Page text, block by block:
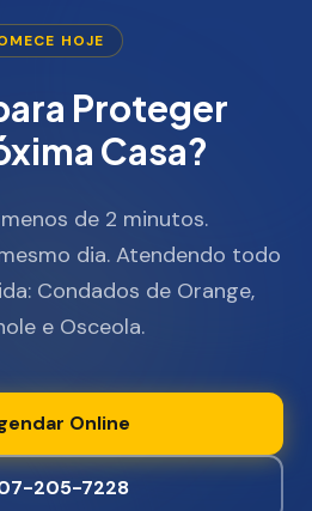
HOJE
Proteger
Casa?
de 2 minutos.
dia. Atendendo todo
Condados de Orange,
e Osceola.
Online
205-7228